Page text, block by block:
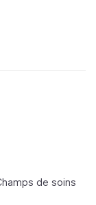
de soins